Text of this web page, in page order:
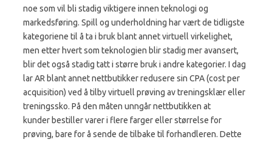
noe som vil bli stadig viktigere innen teknologi og
markedsføring. Spill og underholdning har vært de tidligste
kategoriene til å ta i bruk blant annet virtuell virkelighet,
men etter hvert som teknologien blir stadig mer avansert,
blir det også stadig tatt i større bruk i andre kategorier. I dag
lar AR blant annet nettbutikker redusere sin CPA (cost per
acquisition) ved å tilby virtuell prøving av treningsklær eller
treningssko. På den måten unngår nettbutikken at
kunder bestiller varer i flere farger eller størrelse for
prøving, bare for å sende de tilbake til forhandleren. Dette